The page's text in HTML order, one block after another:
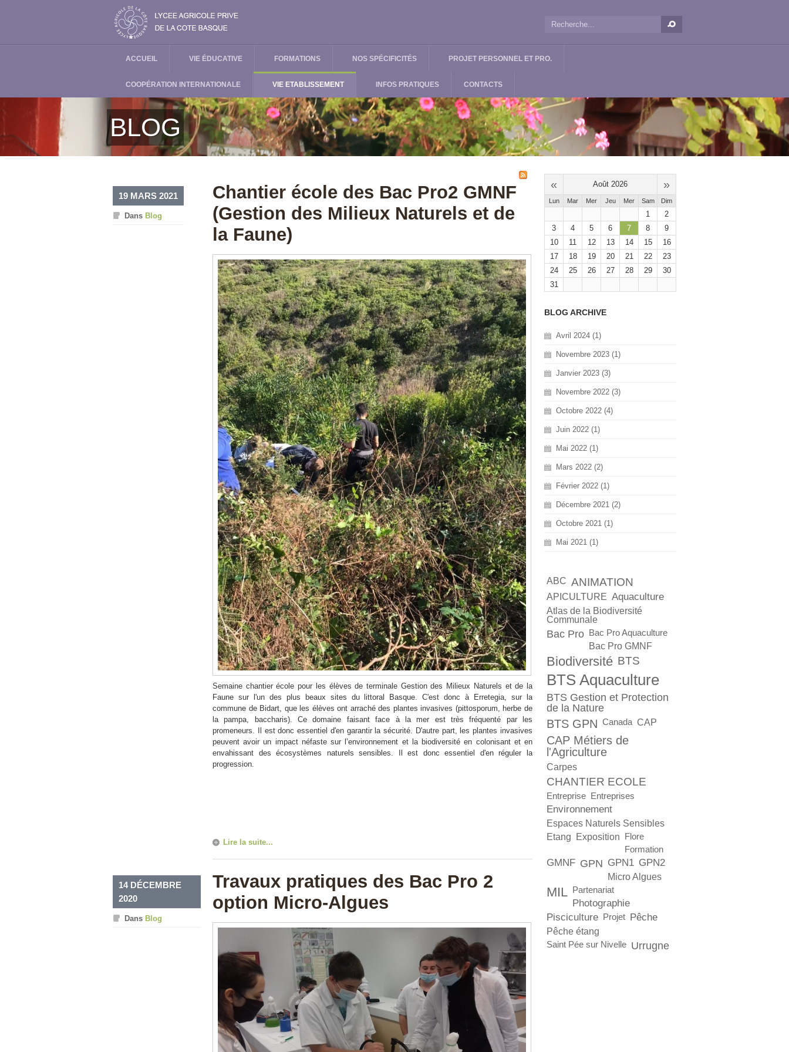
ACCUEIL VIE ÉDUCATIVE FORMATIONS NOS SPÉCIFICITÉS PROJET PERSONNEL ET PRO.
COOPÉRATION INTERNATIONALE VIE ETABLISSEMENT INFOS PRATIQUES CONTACTS
BLOG
Chantier école des Bac Pro2 GMNF
(Gestion des Milieux Naturels et de
la Faune)
19 MARS 2021
Dans Blog
Semaine chantier école pour les élèves de terminale Gestion des Milieux Naturels et de la
Faune sur l'un des plus beaux sites du littoral Basque. C'est donc à Erretegia, sur la
commune de Bidart, que les élèves ont arraché des plantes invasives (pittosporum, herbe de
la pampa, baccharis). Ce domaine faisant face à la mer est très fréquenté par les
promeneurs. Il est donc essentiel d'en garantir la sécurité. D'autre part, les plantes invasives
peuvent avoir un impact néfaste sur l’environnement et la biodiversité en colonisant et en
envahissant des écosystèmes naturels sensibles. Il est donc essentiel d'en réguler la
progression.
Lire la suite...
Travaux pratiques des Bac Pro 2
option Micro-Algues
14 DÉCEMBRE
2020
Dans Blog
« Août 2026 »
Lun Mar Mer Jeu Mer Sam Dim
1
2
3
4 5 6 7 8
9
10
11 12 13 14 15
16
17
18 19 20 21 22
23
24
25 26 27 28 29
30
31
BLOG ARCHIVE
Avril 2024 (1)
Novembre 2023 (1)
Janvier 2023 (3)
Novembre 2022 (3)
Octobre 2022 (4)
Juin 2022 (1)
Mai 2022 (1)
Mars 2022 (2)
Février 2022 (1)
Décembre 2021 (2)
Octobre 2021 (1)
Mai 2021 (1)
ABC ANIMATION
APICULTURE Aquaculture
Atlas de la Biodiversité
Communale
Bac Pro Bac Pro Aquaculture
Bac Pro GMNF
Biodiversité BTS
BTS Aquaculture
BTS Gestion et Protection
de la Nature
BTS GPN Canada CAP
CAP Métiers de
l'Agriculture
Carpes
CHANTIER ECOLE
Entreprise Entreprises
Environnement
Espaces Naturels Sensibles
Etang
Exposition
Flore
Formation
GMNF GPN GPN1 GPN2
Micro Algues
MIL Partenariat
Photographie
Pisciculture
Projet Pêche
Pêche étang
Saint Pée sur Nivelle Urrugne